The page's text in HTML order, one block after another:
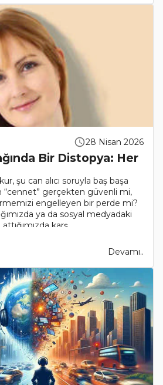
28 Nisan 2026
Bir Distopya: Her
şu can alıcı soruyla baş başa
“cennet” gerçekten güvenli mi,
engelleyen bir perde mi?
ya da sosyal medyadaki
karş..
Devamı..